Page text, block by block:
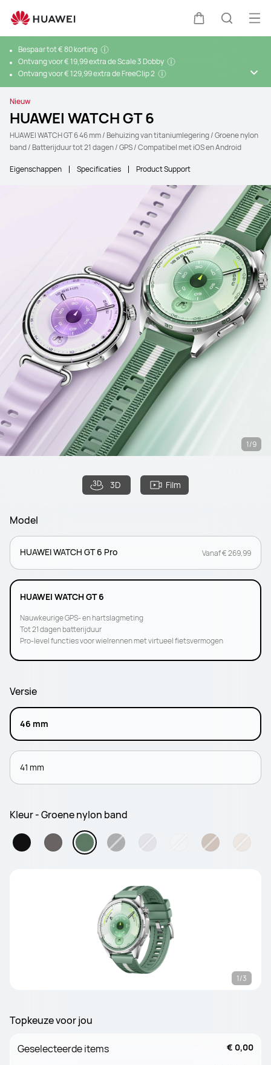
Kar Zoeken
Bespaar tot € 80 korting
Ontvang voor € 19,99 extra de Scale 3 Dobby
Ontvang voor € 129,99 extra de FreeClip 2
Nieuw
HUAWEI WATCH GT 6
HUAWEI WATCH GT 6 46 mm / Behuizing van titaniumlegering / Groene nylon
band / Batterijduur tot 21 dagen / GPS / Compatibel met iOS en Android
Eigenschappen Specificaties Product Support
3D Film
1/9
Model
HUAWEI WATCH GT 6 Pro Vanaf € 269,99
HUAWEI WATCH GT 6
Nauwkeurige GPS- en hartslagmeting
Tot 21 dagen batterijduur
Pro-level functies voor wielrennen met virtueel fietsvermogen
Versie
46 mm
41 mm
Kleur - Groene nylon band
1/3
Topkeuze voor jou
Geselecteerde items € 0,00